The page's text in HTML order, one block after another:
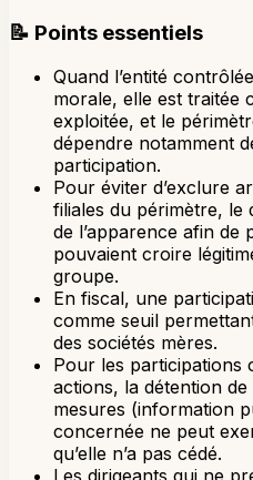
📝 Points essentiels
Quand l’entité
morale, elle est traitée
exploitée, et le
dépendre notamment
participation.
Pour éviter d’exclure
filiales du périmètre, le
de l’apparence afin de
pouvaient croire
groupe.
En fiscal, une
comme seuil
des sociétés mères.
Pour les participations
actions, la détention
mesures (information
concernée ne peut
qu’elle n’a pas cédé.